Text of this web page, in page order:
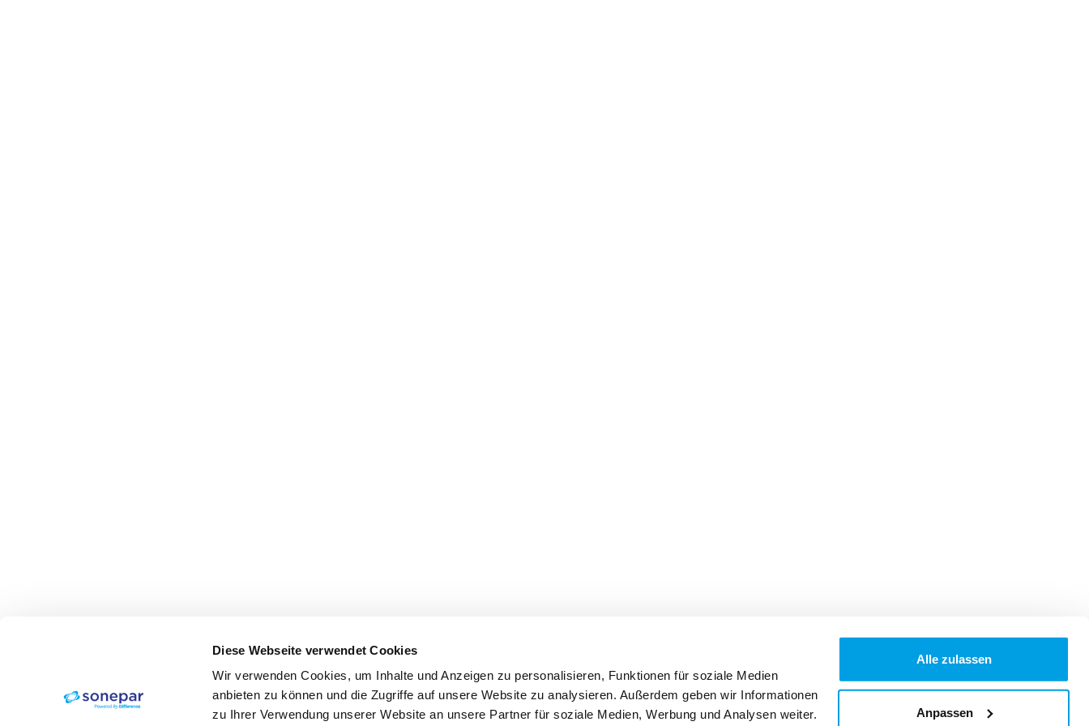
Diese Webseite verwendet Cookies
Wir verwenden Cookies, um Inhalte und Anzeigen zu personalisieren, Funktionen für soziale Medien
anbieten zu können und die Zugriffe auf unsere Website zu analysieren. Außerdem geben wir Informationen
zu Ihrer Verwendung unserer Website an unsere Partner für soziale Medien, Werbung und Analysen weiter.
Alle zulassen
Anpassen